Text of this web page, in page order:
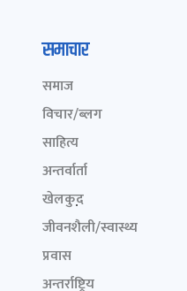
समाचार
समाज
विचार/ब्लग
साहित्य
अन्तर्वार्ता
खेलकुद़़
जीवनशैली/स्वास्थ्य
प्रवास
अन्तर्राष्ट्रिय